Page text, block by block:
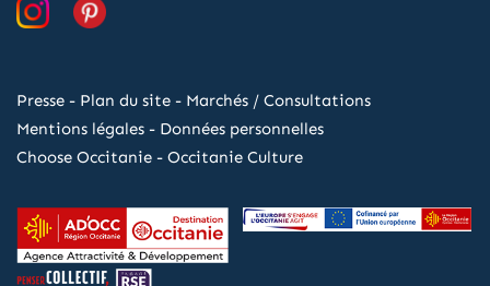
Presse - Plan du site - Marchés / Consultations
Mentions légales - Données personnelles
Choose Occitanie - Occitanie Culture